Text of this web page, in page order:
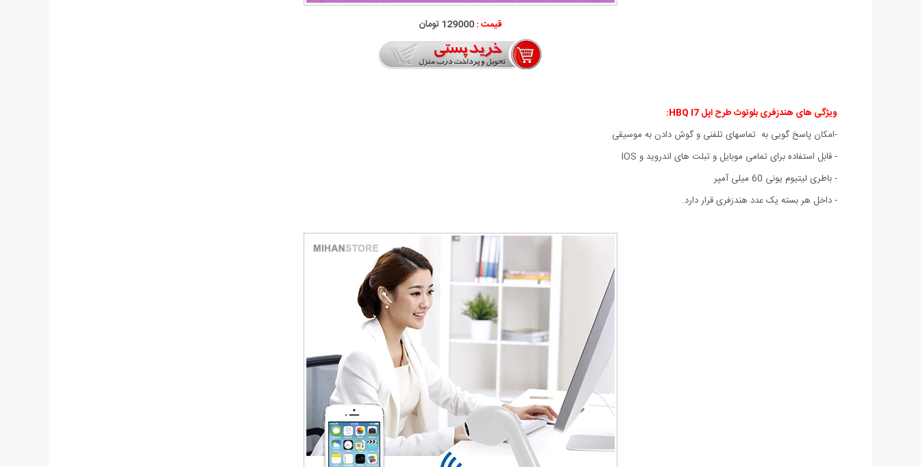
قیمت :129000 تومان
ویژگی های هندزفری بلوتوث طرح اپل HBQ I7:
-امکان پاسخ گویی به تماسهای تلفنی و گوش دادن به موسیقی
- قابل استفاده برای تمامی موبایل و تبلت های اندروید و IOS
- باطری لیتیوم یونی 60 میلی آمپر
- داخل هر بسته یک عدد هندزفری قرار دارد.